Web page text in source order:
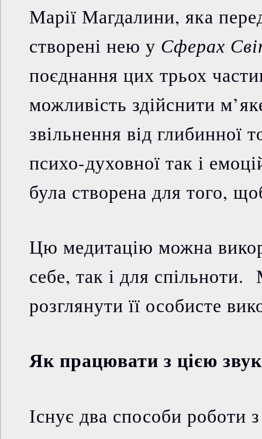
Марії Магдалини, яка
створені нею у Сферах
поєднання цих трьох
можливість здійснити
звільнення від глибинної
психо-духовної так і
була створена для того,
Цю медитацію можна
себе, так і для
розглянути її особисте
Як працювати з цією
Існує два способи роботи